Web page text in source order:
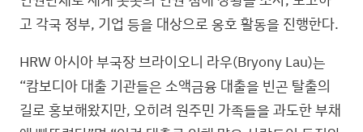
고 각국 정부, 기업 등을 대상으로 옹호 활동을 진행한다.
HRW 아시아 부국장 브라이오니 라우(Bryony Lau)는
“캄보디아 대출 기관들은 소액금융 대출을 빈곤 탈출의
길로 홍보해왔지만, 오히려 원주민 가족들을 과도한 부채